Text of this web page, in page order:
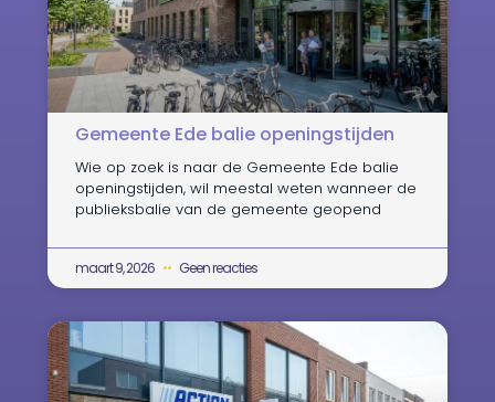
Gemeente Ede balie openingstijden
Wie op zoek is naar de Gemeente Ede balie
openingstijden, wil meestal weten wanneer de
publieksbalie van de gemeente geopend
maart 9, 2026 Geen reacties